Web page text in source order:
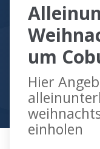
um
Hier
einholen